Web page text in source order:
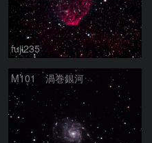
fuji235
M101 渦巻銀河